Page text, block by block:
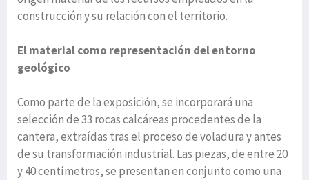
construcción y su relación con el territorio.
El material como representación del entorno
geológico
Como parte de la exposición, se incorporará una
selección de 33 rocas calcáreas procedentes de la
cantera, extraídas tras el proceso de voladura y antes
de su transformación industrial. Las piezas, de entre 20
y 40 centímetros, se presentan en conjunto como una